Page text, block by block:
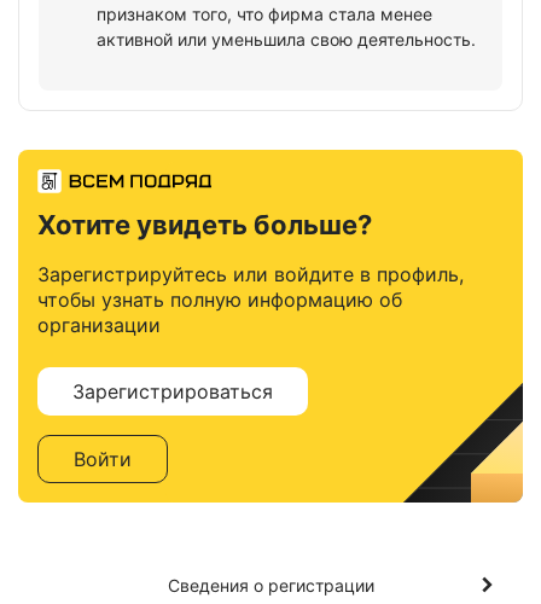
признаком того, что фирма стала менее
активной или уменьшила свою деятельность.
Хотите увидеть больше?
Зарегистрируйтесь или войдите в профиль,
чтобы узнать полную информацию об
организации
Зарегистрироваться
Войти
Сведения о регистрации